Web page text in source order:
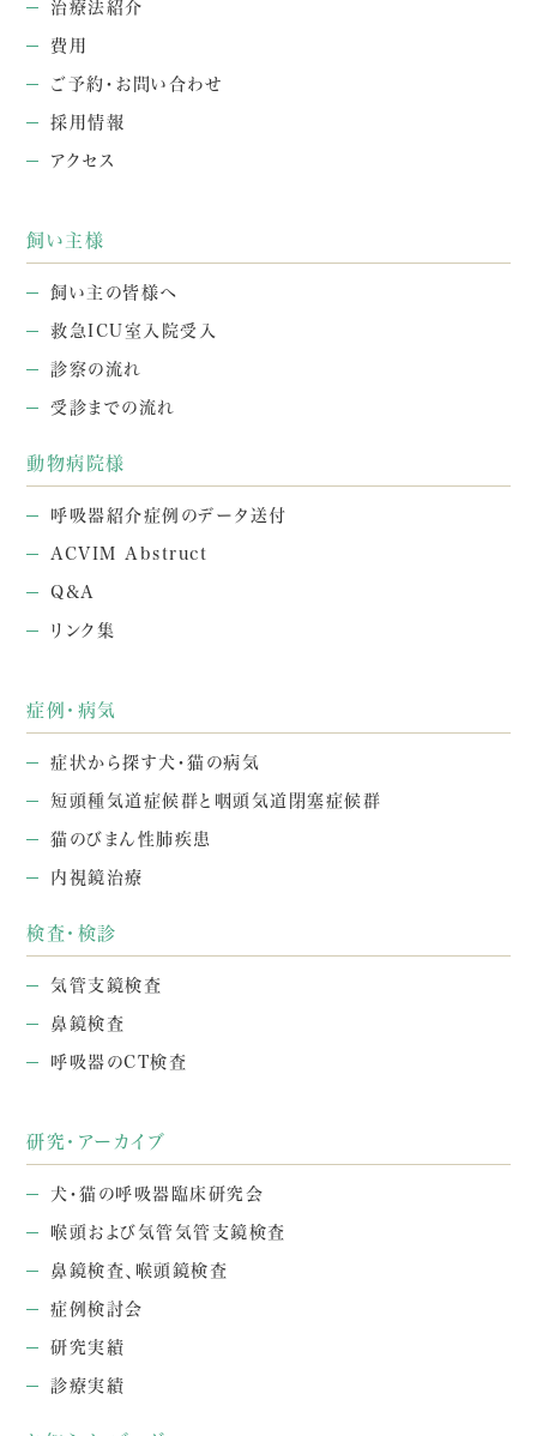
治療法紹介
費用
ご予約・お問い合わせ
採用情報
アクセス
飼い主様
飼い主の皆様へ
救急ICU室入院受入
診察の流れ
受診までの流れ
動物病院様
呼吸器紹介症例のデータ送付
ACVIM Abstruct
Q&A
リンク集
症例・病気
症状から探す犬・猫の病気
短頭種気道症候群と咽頭気道閉塞症候群
猫のびまん性肺疾患
内視鏡治療
検査・検診
気管支鏡検査
鼻鏡検査
呼吸器のCT検査
研究・アーカイブ
犬・猫の呼吸器臨床研究会
喉頭および気管気管支鏡検査
鼻鏡検査、喉頭鏡検査
症例検討会
研究実績
診療実績